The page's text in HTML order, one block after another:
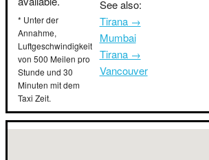
* Unter der
Annahme,
Luftgeschwindigkeit
von 500 Meilen pro
Stunde und 30
Minuten mit dem
Taxi Zeit.
See also:
Tirana →
Mumbai
Tirana →
Vancouver